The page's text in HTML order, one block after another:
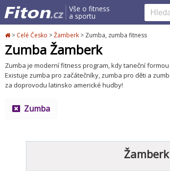
Vše o fitness
a sportu
> Celé Česko >Žamberk > Zumba, zumba fitness
Zumba Žamberk
Zumba je moderní fitness program, kdy taneční
Existuje zumba pro začátečníky, zumba pro děti a
za doprovodu latinsko americké hudby!
Zumba